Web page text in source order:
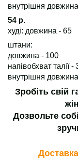
внутрішня
54 р.
худі: довжина - 65
штани:
довжина - 100
напівобхват талії
внутрішня
Зробіть свій
Дозвольте
Доставка